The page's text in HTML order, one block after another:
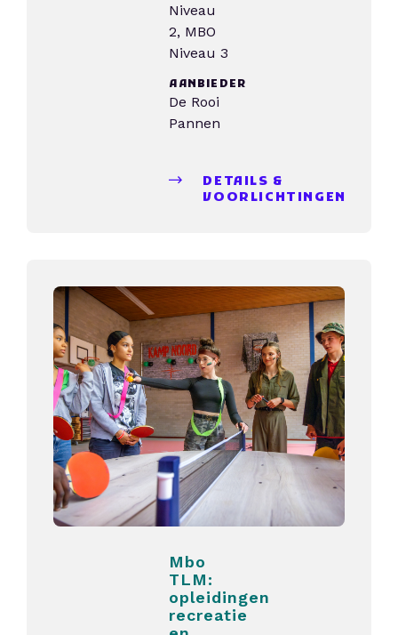
Niveau
2, MBO
Niveau 3
AANBIEDER
De Rooi
Pannen
DETAILS &
VOORLICHTINGEN
Mbo
TLM:
opleidingen
recreatie